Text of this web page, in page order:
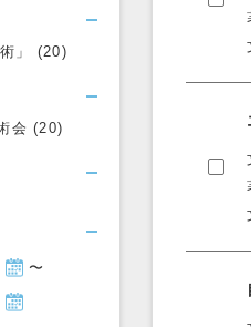
」 (20)
会 (20)
〜